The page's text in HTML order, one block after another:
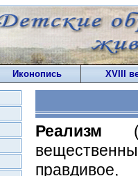
Иконопись XVIII
Реализм